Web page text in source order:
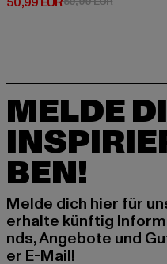
MELDE
BEN!
Melde dich hier für
erhalte künftig
nds, Angebote und
er E-Mail!